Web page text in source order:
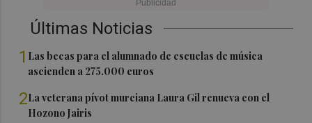
Últimas Noticias
1 Las becas para el alumnado de escuelas de música
ascienden a 275.000 euros
2La veterana pívot murciana Laura Gil renueva con el
Hozono Jairis